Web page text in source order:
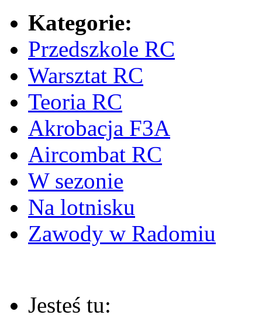
Kategorie:
Przedszkole RC
Warsztat RC
Teoria RC
Akrobacja F3A
Aircombat RC
W sezonie
Na lotnisku
Zawody w Radomiu
Jesteś tu: